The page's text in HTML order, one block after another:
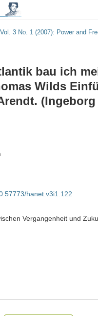
Vol. 3 No. 1 (2007): Power and
bau ich
Wilds
(Ingeborg
hanet.v3i1.122
Vergangenheit und